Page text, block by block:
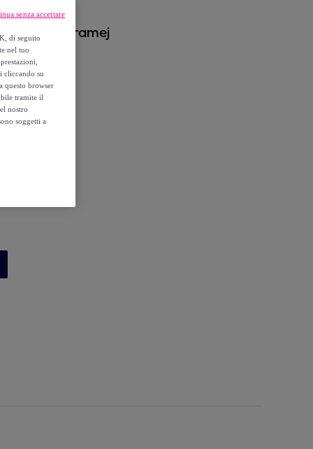
1200-Macramej
di seguito
nel tuo
cliccando su
questo browser
tramite il
nostro
soggetti a
senza accettare